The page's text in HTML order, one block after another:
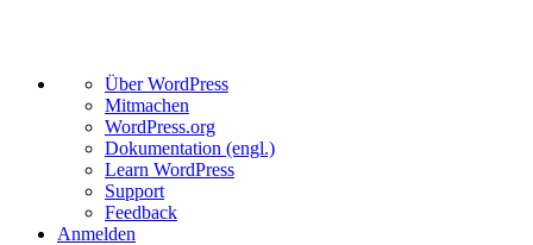
Über
WordPress
Über WordPress
Mitmachen
WordPress.org
Dokumentation (engl.)
Learn WordPress
Support
Feedback
Anmelden